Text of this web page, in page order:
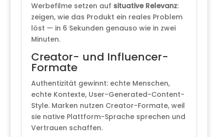
Werbefilme setzen auf situative Relevanz:
zeigen, wie das Produkt ein reales Problem
löst — in 6 Sekunden genauso wie in zwei
Minuten.
Creator- und Influencer-
Formate
Authentizität gewinnt: echte Menschen,
echte Kontexte, User-Generated-Content-
Style. Marken nutzen Creator-Formate, weil
sie native Plattform-Sprache sprechen und
Vertrauen schaffen.